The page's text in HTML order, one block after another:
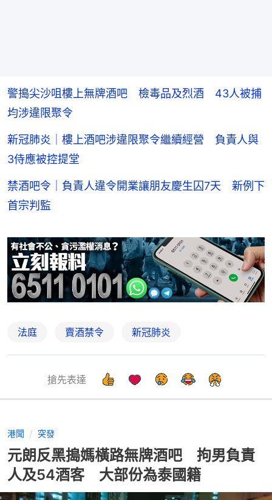
警搗尖沙咀樓上無牌酒吧 檢毒品及烈酒 43人被捕
均涉違限聚令
新冠肺炎｜樓上酒吧涉違限聚令繼續經營 負責人與
3侍應被控提堂
禁酒吧令｜負責人違令開業讓朋友慶生囚7天 新例下
首宗判監
法庭 賣酒禁令 新冠肺炎
搶先表達
港聞 突發
元朗反黑搗媽橫路無牌酒吧 拘男負責
人及54酒客 大部份為泰國籍